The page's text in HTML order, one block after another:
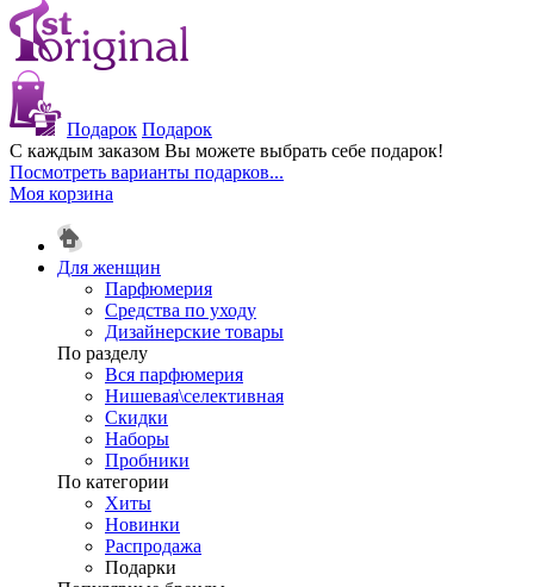
Подарок Подарок
С каждым заказом Вы можете выбрать себе подарок!
Посмотреть варианты подарков...
Моя корзина
Для женщин
Парфюмерия
Средства по уходу
Дизайнерские товары
По разделу
Вся парфюмерия
Нишевая\селективная
Скидки
Наборы
Пробники
По категории
Хиты
Новинки
Распродажа
Подарки